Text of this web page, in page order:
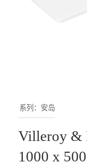
系列：安岛
Villeroy &
1000 x